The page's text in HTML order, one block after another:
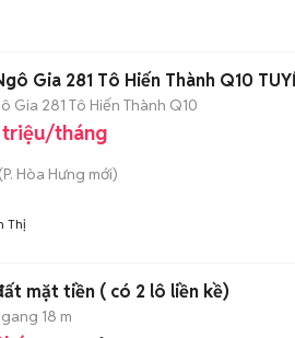
Gia 281 Tô Hiến Thành Q10
Gia 281 Tô Hiến Thành Q10
tháng
(P. Hòa Hưng mới)
Thị
mặt tiền ( có 2 lô liền kề)
18 m